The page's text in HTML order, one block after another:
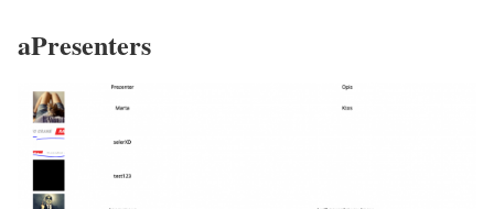
aPresenters